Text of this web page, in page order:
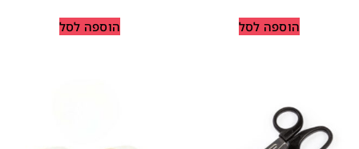
הוספה לסל הוספה לסל